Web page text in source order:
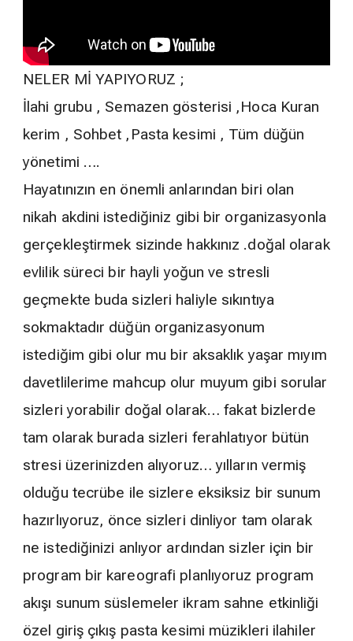
NELER Mİ YAPIYORUZ ;
İlahi grubu , Semazen gösterisi ,Hoca Kuran
kerim , Sohbet ,Pasta kesimi , Tüm düğün
yönetimi ….
Hayatınızın en önemli anlarından biri olan
nikah akdini istediğiniz gibi bir organizasyonla
gerçekleştirmek sizinde hakkınız .doğal olarak
evlilik süreci bir hayli yoğun ve stresli
geçmekte buda sizleri haliyle sıkıntıya
sokmaktadır düğün organizasyonum
istediğim gibi olur mu bir aksaklık yaşar mıyım
davetlilerime mahcup olur muyum gibi sorular
sizleri yorabilir doğal olarak… fakat bizlerde
tam olarak burada sizleri ferahlatıyor bütün
stresi üzerinizden alıyoruz… yılların vermiş
olduğu tecrübe ile sizlere eksiksiz bir sunum
hazırlıyoruz, önce sizleri dinliyor tam olarak
ne istediğinizi anlıyor ardından sizler için bir
program bir kareografi planlıyoruz program
akışı sunum süslemeler ikram sahne etkinliği
özel giriş çıkış pasta kesimi müzikleri ilahiler